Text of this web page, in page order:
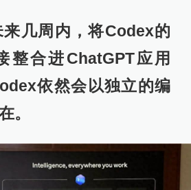
几周内，将Codex的
整合进ChatGPT应用
依然会以独立的编
。